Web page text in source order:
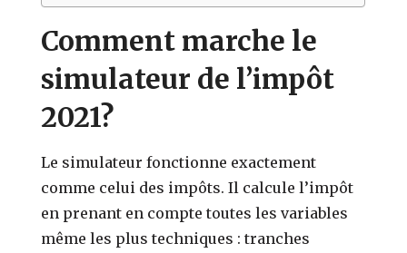
Comment marche le
simulateur de l’impôt
2021?
Le simulateur fonctionne exactement
comme celui des impôts. Il calcule l’impôt
en prenant en compte toutes les variables
même les plus techniques : tranches